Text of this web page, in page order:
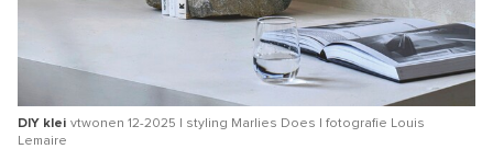
DIY klei vtwonen 12-2025 | styling Marlies Does | fotografie Louis
Lemaire